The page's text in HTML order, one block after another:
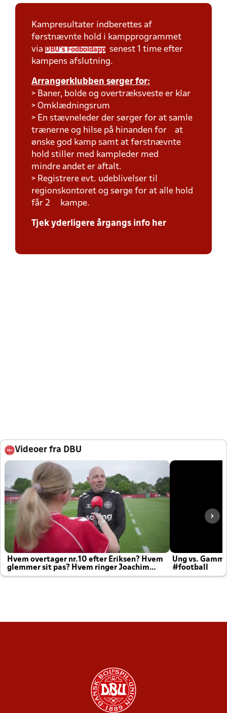
Kampresultater indberettes af
førstnævnte hold i kampprogrammet
via
DBU's Fodboldapp
senest 1 time efter
kampens afslutning.
Arrangørklubben sørger for:
> Baner, bolde og overtræksveste er klar
> Omklædningsrum
> En stævneleder der sørger for at samle
trænerne og hilse på hinanden for at
ønske god kamp samt at førstnævnte
hold stiller med kampleder med
mindre andet er aftalt.
> Registrere evt. udeblivelser til
regionskontoret og sørge for at alle hold
får 2 kampe.
Tjek yderligere årgangs info her
Videoer fra DBU
Hvem overtager nr.10 efter Eriksen? Hvem
glemmer sit pas? Hvem ringer Joachim
altid til efter kampe?
Ung vs.
#football